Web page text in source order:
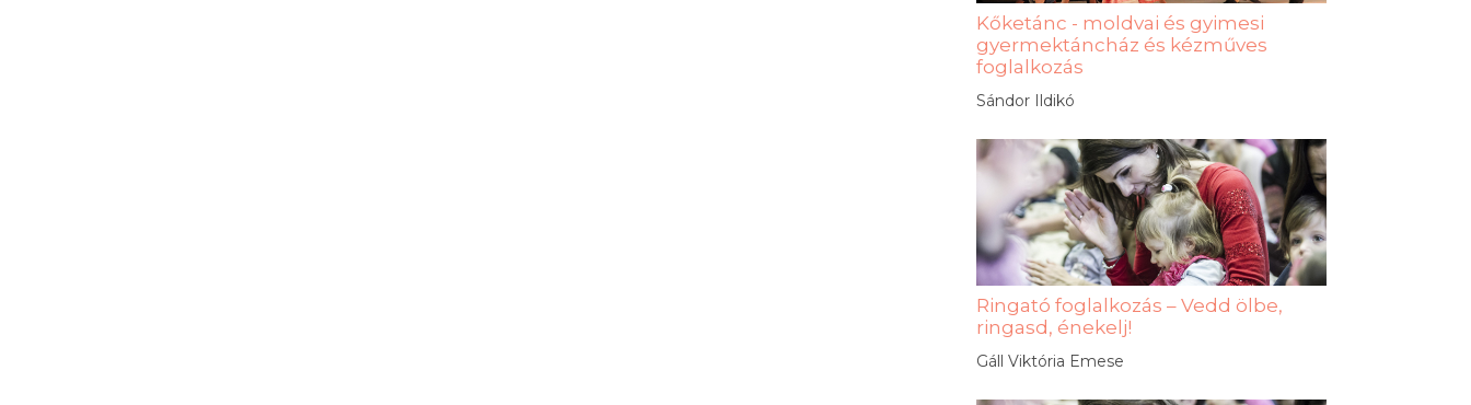
Kőketánc - moldvai és gyimesi
gyermektáncház és kézműves
foglalkozás
Sándor Ildikó
Ringató foglalkozás – Vedd ölbe,
ringasd, énekelj!
Gáll Viktória Emese